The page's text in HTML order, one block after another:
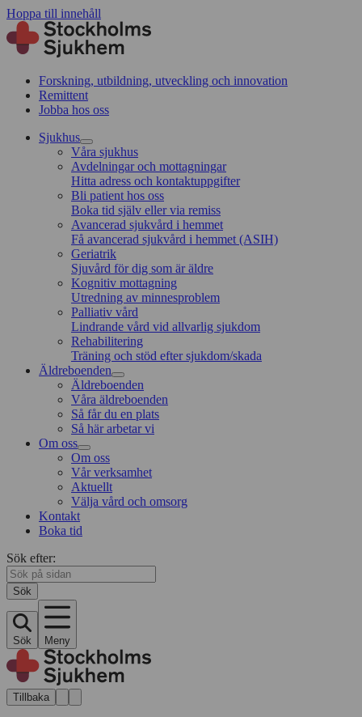
Hoppa till innehåll
Forskning, utbildning, utveckling och innovation
Remittent
Jobba hos oss
Sjukhus
Våra sjukhus
Avdelningar och mottagningar
Hitta adress och kontaktuppgifter
Bli patient hos oss
Boka tid själv eller via remiss
Avancerad sjukvård i hemmet
Få avancerad sjukvård i hemmet (ASIH)
Geriatrik
Sjuvård för dig som är äldre
Kognitiv mottagning
Utredning av minnesproblem
Palliativ vård
Lindrande vård vid allvarlig sjukdom
Rehabilitering
Träning och stöd efter sjukdom/skada
Äldreboenden
Äldreboenden
Våra äldreboenden
Så får du en plats
Så här arbetar vi
Om oss
Om oss
Vår verksamhet
Aktuellt
Välja vård och omsorg
Kontakt
Boka tid
Sök efter:
Sök
Sök Meny
Tillbaka